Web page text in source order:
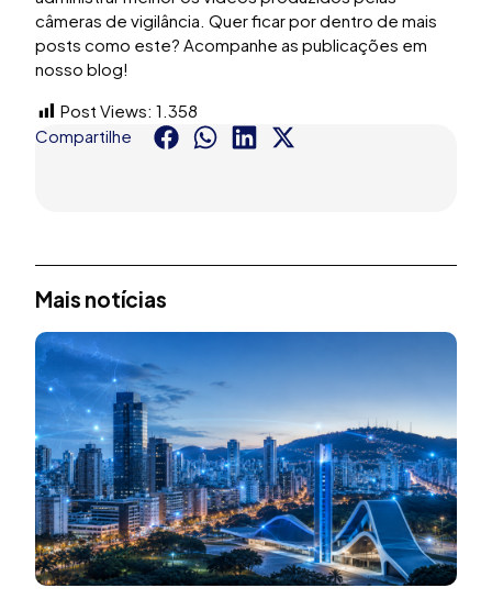
câmeras de vigilância. Quer ficar por dentro de mais
posts como este? Acompanhe as publicações em
nosso blog!
Post Views: 1.358
Compartilhe
Mais notícias